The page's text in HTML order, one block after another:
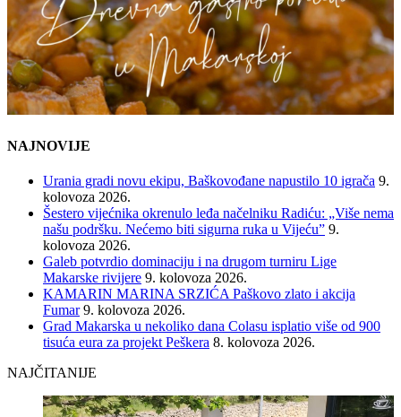
NAJNOVIJE
Urania gradi novu ekipu, Baškovođane napustilo 10 igrača 9.
kolovoza 2026.
Šestero vijećnika okrenulo leđa načelniku Radiću: „Više nema
našu podršku. Nećemo biti sigurna ruka u Vijeću” 9.
kolovoza 2026.
Galeb potvrdio dominaciju i na drugom turniru Lige
Makarske rivijere 9. kolovoza 2026.
KAMARIN MARINA SRZIĆA Paškovo zlato i akcija
Fumar 9. kolovoza 2026.
Grad Makarska u nekoliko dana Colasu isplatio više od 900
tisuća eura za projekt Peškera 8. kolovoza 2026.
NAJČITANIJE